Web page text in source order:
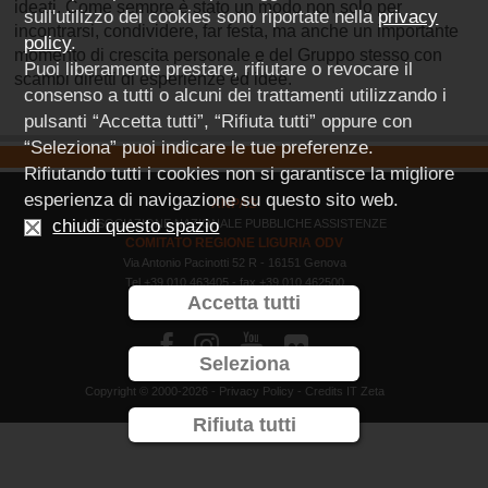
ideati. Come sempre è stato un modo non solo per
incontrarsi, condividere, far festa, ma anche un importante
momento di crescita personale e del Gruppo stesso con
scambi diretti di esperienze ed idee.
ANPAS
ASSOCIAZIONE NAZIONALE PUBBLICHE ASSISTENZE
COMITATO REGIONE LIGURIA ODV
Via Antonio Pacinotti 52 R - 16151 Genova
Tel +39 010 463405 - fax +39 010 462500
C.F. 80046830107
  
Copyright © 2000-2026 - Privacy Policy - Credits IT Zeta
sull'utilizzo dei cookies sono riportate nellaprivacy
policy.
Puoi liberamente prestare, rifiutare o revocare il
consenso a tutti o alcuni dei trattamenti utilizzando i
pulsanti “Accetta tutti”, “Rifiuta tutti” oppure con
“Seleziona” puoi indicare le tue preferenze.
Rifiutando tutti i cookies non si garantisce la migliore
esperienza di navigazione su questo sito web.
chiudi questo spazio
Accetta tutti
Seleziona
Rifiuta tutti